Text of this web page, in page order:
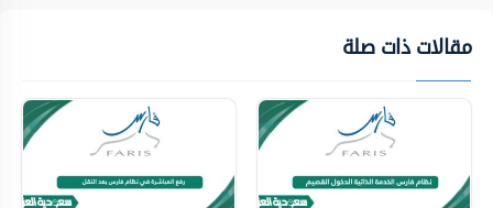
مقالات ذات صلة